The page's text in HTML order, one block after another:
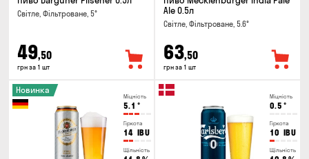
Світле, Фільтроване, 5°
49,50
грн за 1 шт
Ale 0.5л
Світле, Фільтроване, 5.6°
63,50
грн за 1 шт
Міцність
5.1 °
Гіркота
14 IBU
Щільність
Новинка
Міцність
0.5 °
Гіркота
10 IBU
Щільність